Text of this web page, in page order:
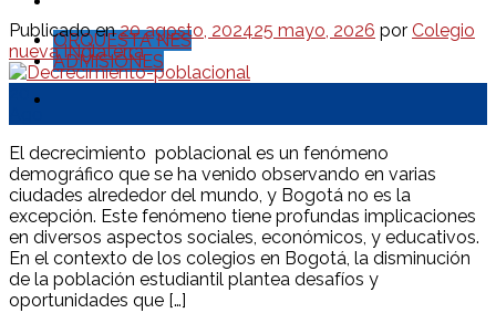
ORQUESTA NES
ADMISIONES
Publicado en20 agosto, 202425 mayo, 2026 por Colegio
nueva INglaterra
El decrecimiento poblacional es un fenómeno
demográfico que se ha venido observando en varias
ciudades alrededor del mundo, y Bogotá no es la
excepción. Este fenómeno tiene profundas implicaciones
en diversos aspectos sociales, económicos, y educativos.
En el contexto de los colegios en Bogotá, la disminución
de la población estudiantil plantea desafíos y
oportunidades que […]